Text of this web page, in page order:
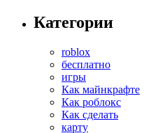
Категории
roblox
бесплатно
игры
Как майнкрафте
Как роблокс
Как сделать
карту